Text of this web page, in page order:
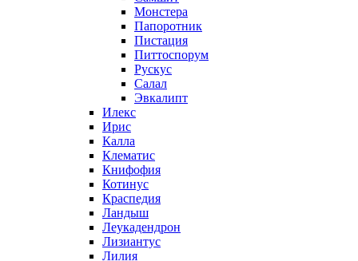
Монстера
Папоротник
Пистация
Питтоспорум
Рускус
Салал
Эвкалипт
Илекс
Ирис
Калла
Клематис
Книфофия
Котинус
Краспедия
Ландыш
Леукадендрон
Лизиантус
Лилия